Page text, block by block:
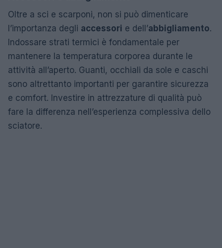
Oltre a sci e scarponi, non si può dimenticare
l’importanza degli accessori e dell’abbigliamento.
Indossare strati termici è fondamentale per
mantenere la temperatura corporea durante le
attività all’aperto. Guanti, occhiali da sole e caschi
sono altrettanto importanti per garantire sicurezza
e comfort. Investire in attrezzature di qualità può
fare la differenza nell’esperienza complessiva dello
sciatore.